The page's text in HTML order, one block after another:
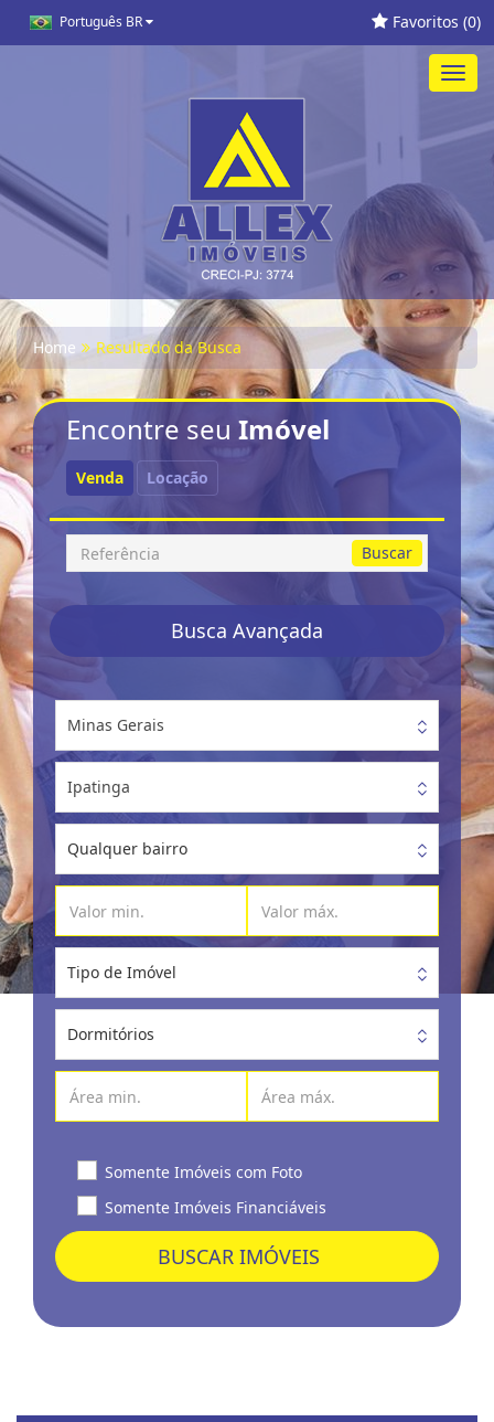
Português BR Favoritos (0)
Home Resultado da Busca
Encontre seu Imóvel
Venda Locação
Busca
por
Buscar
Busca Avançada
Minas Gerais
Ipatinga
Qualquer bairro
Tipo de Imóvel
Dormitórios
Somente Imóveis com Foto
Somente Imóveis Financiáveis
BUSCAR IMÓVEIS